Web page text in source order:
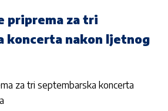
priprema za tri
koncerta nakon ljetnog
za tri septembarska koncerta